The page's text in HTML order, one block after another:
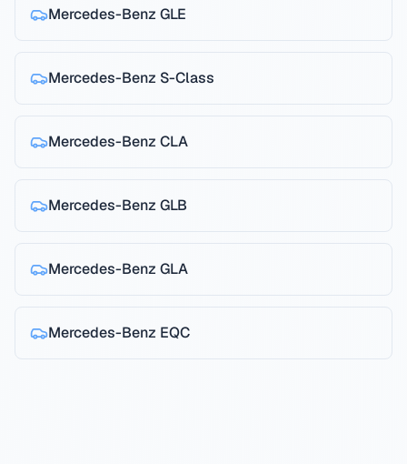
Mercedes-Benz GLE
Mercedes-Benz S-Class
Mercedes-Benz CLA
Mercedes-Benz GLB
Mercedes-Benz GLA
Mercedes-Benz EQC